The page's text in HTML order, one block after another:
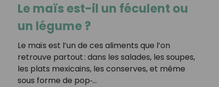
Le maïs est-il un féculent ou
un légume ?
Le maïs est l’un de ces aliments que l’on
retrouve partout : dans les salades, les soupes,
les plats mexicains, les conserves, et même
sous forme de pop‑…